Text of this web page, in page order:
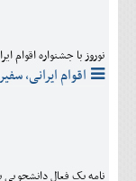
نوروز با جشنواره اقوام
اقوام ایرانی،
نامه یک فعال